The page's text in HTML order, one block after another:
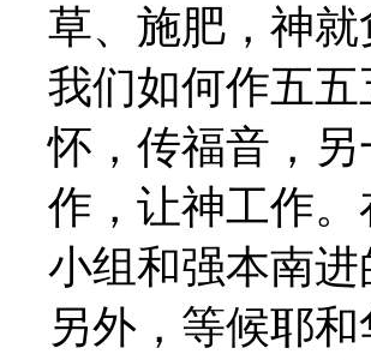
草、施肥，神
我们如何作五
怀，传福音，
作，让神工作
小组和强本南
另外，等候耶